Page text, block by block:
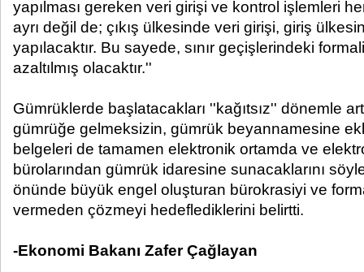
yapılması gereken veri girişi ve kontrol işlemleri her
ayrı değil de; çıkış ülkesinde veri girişi, giriş
yapılacaktır. Bu sayede, sınır geçişlerindeki
azaltılmış olacaktır.''
Gümrüklerde başlatacakları ''kağıtsız'' dönemle
gümrüğe gelmeksizin, gümrük beyannamesine
belgeleri de tamamen elektronik ortamda ve
bürolarından gümrük idaresine sunacaklarını
önünde büyük engel oluşturan bürokrasiyi ve
vermeden çözmeyi hedeflediklerini belirtti.
-Ekonomi Bakanı Zafer Çağlayan